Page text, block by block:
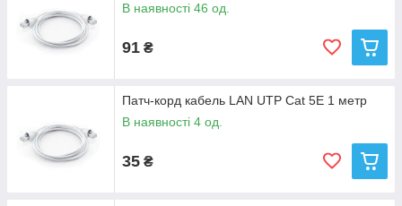
В наявності 46 од.
91 ₴
Патч-корд кабель LAN UTP Cat 5E 1 метр
В наявності 4 од.
35 ₴